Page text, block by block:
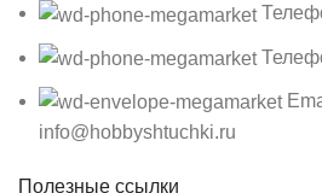
info@hobbyshtuchki.ru
Полезные ссылки